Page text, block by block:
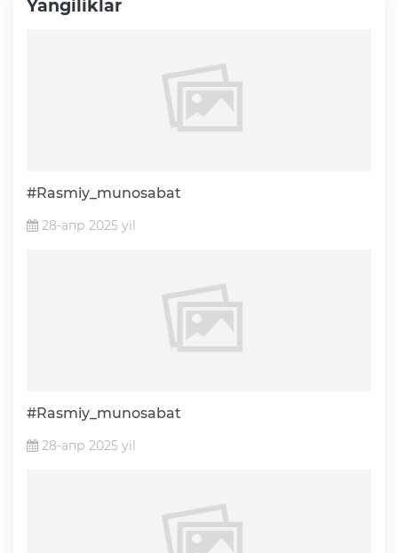
Yangiliklar
#Rasmiy_munosabat
28-апр 2025 yil
#Rasmiy_munosabat
28-апр 2025 yil